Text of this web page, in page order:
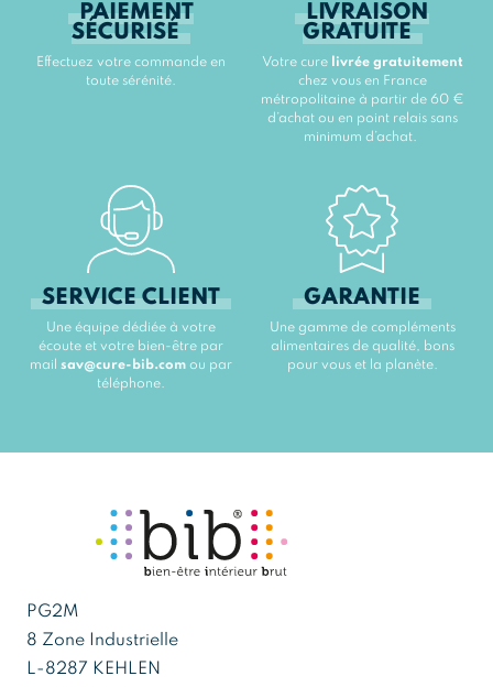
PAIEMENT
SÉCURISÉ
Effectuez votre commande en
toute sérénité.
LIVRAISON
GRATUITE
Votre cure
livrée gratuitement
chez vous en France
métropolitaine à partir de 60 €
d’achat ou en point relais sans
minimum d’achat.
SERVICE CLIENT
Une équipe dédiée à votre
écoute et votre bien-être par
mail sav@cure-bib.com ou par
téléphone.
GARANTIE
Une gamme de compléments
alimentaires de qualité, bons
pour vous et la planète.
PG2M
8 Zone Industrielle
L-8287 KEHLEN